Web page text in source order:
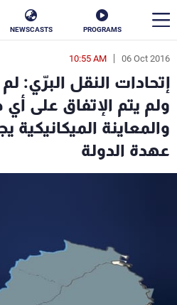
PROGRAMS
NEWSCASTS
06 Oct 2016
10:55 AM
إتحادات النقل البرّي:
ولم يتم الإتفاق على
والمعاينة
عهدة الدولة
en
الأخبار
سياسة
البرامج